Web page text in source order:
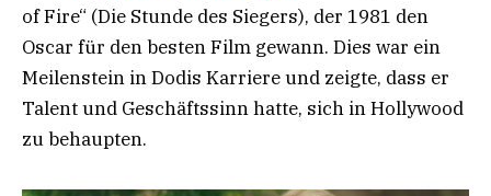
of Fire“ (Die Stunde des Siegers), der 1981 den
Oscar für den besten Film gewann. Dies war ein
Meilenstein in Dodis Karriere und zeigte, dass er
Talent und Geschäftssinn hatte, sich in Hollywood
zu behaupten.